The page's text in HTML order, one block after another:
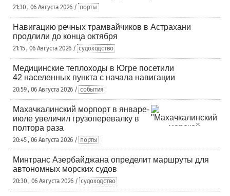
21:30 , 06 Августа 2026 / порты
Навигацию речных трамвайчиков в Астрахани
продлили до конца октября
21:15 , 06 Августа 2026 / судоходство
Медицинские теплоходы в Югре посетили
42 населенных пункта с начала навигации
20:59 , 06 Августа 2026 / события
Махачкалинский морпорт в январе-
июле увеличил грузоперевалку в
полтора раза
20:45 , 06 Августа 2026 / порты
Минтранс Азербайджана определит маршруты для
автономных морских судов
20:30 , 06 Августа 2026 / судоходство